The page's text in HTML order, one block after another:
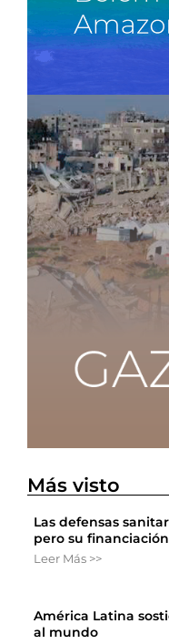
Más visto
Las defensas
pero su
Leer Más >>
América Latina
al mundo